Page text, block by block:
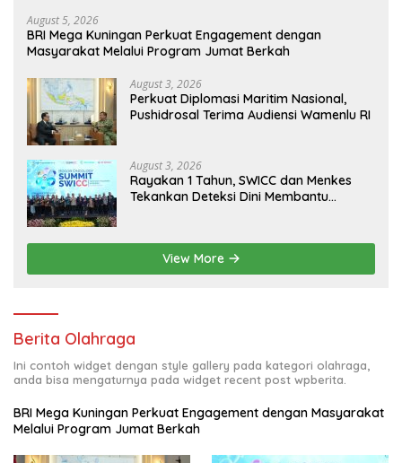
August 5, 2026
BRI Mega Kuningan Perkuat Engagement dengan
Masyarakat Melalui Program Jumat Berkah
August 3, 2026
Perkuat Diplomasi Maritim Nasional,
Pushidrosal Terima Audiensi Wamenlu RI
August 3, 2026
Rayakan 1 Tahun, SWICC dan Menkes
Tekankan Deteksi Dini Membantu
View More
Berita Olahraga
Ini contoh widget dengan style gallery pada kategori olahraga,
anda bisa mengaturnya pada widget recent post wpberita.
BRI Mega Kuningan Perkuat Engagement dengan Masyarakat
Melalui Program Jumat Berkah